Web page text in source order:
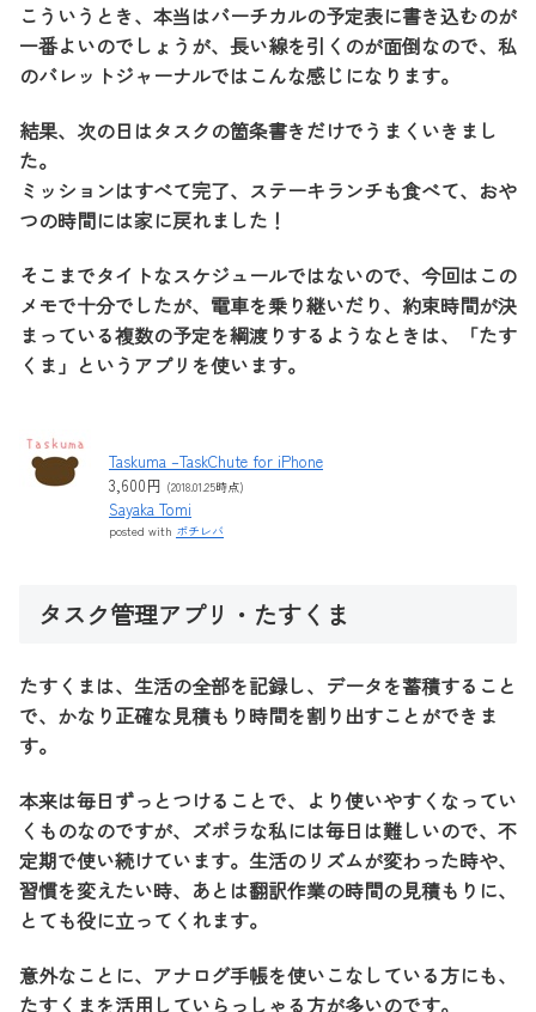
こういうとき、本当はバーチカルの予定表に書き込むのが
一番よいのでしょうが、長い線を引くのが面倒なので、私
のバレットジャーナルではこんな感じになります。
結果、次の日はタスクの箇条書きだけでうまくいきまし
た。
ミッションはすべて完了、ステーキランチも食べて、おや
つの時間には家に戻れました！
そこまでタイトなスケジュールではないので、今回はこの
メモで十分でしたが、電車を乗り継いだり、約束時間が決
まっている複数の予定を綱渡りするようなときは、「たす
くま」というアプリを使います。
Taskuma –TaskChute for iPhone
3,600円 (2018.01.25時点)
Sayaka Tomi
posted with ポチレバ
タスク管理アプリ・たすくま
たすくまは、生活の全部を記録し、データを蓄積すること
で、かなり正確な見積もり時間を割り出すことができま
す。
本来は毎日ずっとつけることで、より使いやすくなってい
くものなのですが、ズボラな私には毎日は難しいので、不
定期で使い続けています。生活のリズムが変わった時や、
習慣を変えたい時、あとは翻訳作業の時間の見積もりに、
とても役に立ってくれます。
意外なことに、アナログ手帳を使いこなしている方にも、
たすくまを活用していらっしゃる方が多いのです。